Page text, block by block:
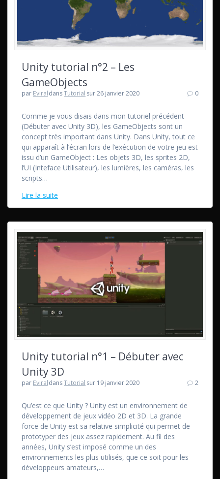
Unity tutorial n°2 – Les
GameObjects
par EviraldansTutorial sur 26 janvier 2020 0
Comme je vous disais dans mon tutoriel précédent
(Débuter avec Unity 3D), les GameObjects sont un
concept très important dans Unity. Dans Unity, tout ce
qui apparaît à l’écran lors de l’exécution de votre jeu est
issu d’un GameObject : Les objets 3D, les sprites 2D,
l’UI (Inteface Utilisateur), les lumières, les caméras, les
scripts…
Lire la suite
Unity tutorial n°1 – Débuter avec
Unity 3D
par EviraldansTutorial sur 19 janvier 2020 2
Qu’est ce que Unity ? Unity est un environnement de
développement de jeux vidéo 2D et 3D. La grande
force de Unity est sa relative simplicité qui permet de
prototyper des jeux assez rapidement. Au fil des
années, Unity s’est imposé comme un des
environnements les plus utilisés, que ce soit pour les
développeurs amateurs,…